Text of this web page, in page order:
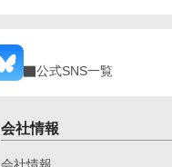
公式SNS一覧
会社情報